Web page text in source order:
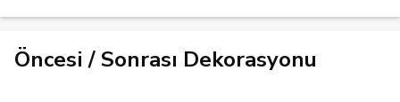
Öncesi / Sonrası Dekorasyonu